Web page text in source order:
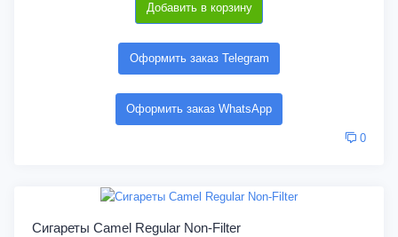
Добавить в корзину
Оформить заказ Telegram
Оформить заказ WhatsApp
0
Сигареты Camel Regular Non-Filter